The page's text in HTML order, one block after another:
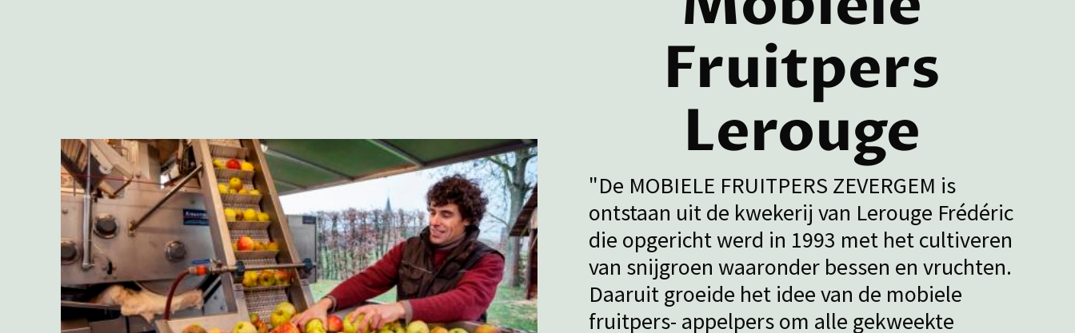
Fruitpers
Lerouge
"De MOBIELE FRUITPERS ZEVERGEM is
ontstaan uit de kwekerij van Lerouge Frédéric
die opgericht werd in 1993 met het cultiveren
van snijgroen waaronder bessen en vruchten.
Daaruit groeide het idee van de mobiele
fruitpers- appelpers om alle gekweekte